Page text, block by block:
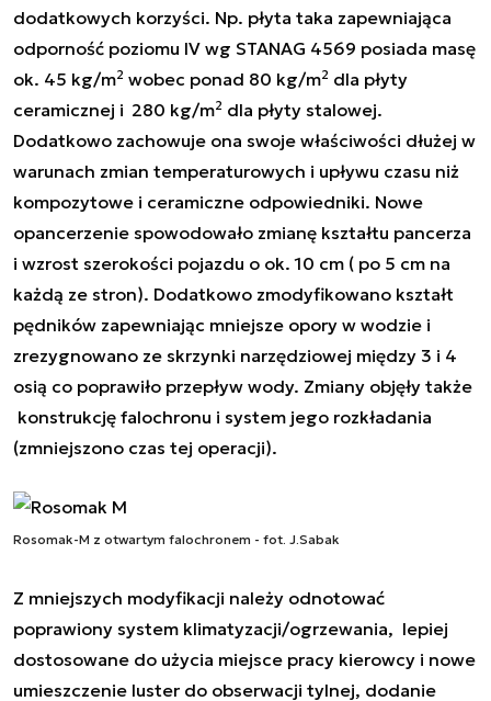
dodatkowych korzyści. Np. płyta taka zapewniająca
odporność poziomu IV wg STANAG 4569 posiada masę
ok. 45 kg/m2 wobec ponad 80 kg/m2 dla płyty
ceramicznej i 280 kg/m2 dla płyty stalowej.
Dodatkowo zachowuje ona swoje właściwości dłużej w
warunach zmian temperaturowych i upływu czasu niż
kompozytowe i ceramiczne odpowiedniki. Nowe
opancerzenie spowodowało zmianę kształtu pancerza
i wzrost szerokości pojazdu o ok. 10 cm ( po 5 cm na
każdą ze stron). Dodatkowo zmodyfikowano kształt
pędników zapewniając mniejsze opory w wodzie i
zrezygnowano ze skrzynki narzędziowej między 3 i 4
osią co poprawiło przepływ wody. Zmiany objęły także
konstrukcję falochronu i system jego rozkładania
(zmniejszono czas tej operacji).
Rosomak-M z otwartym falochronem - fot. J.Sabak
Z mniejszych modyfikacji należy odnotować
poprawiony system klimatyzacji/ogrzewania, lepiej
dostosowane do użycia miejsce pracy kierowcy i nowe
umieszczenie luster do obserwacji tylnej, dodanie